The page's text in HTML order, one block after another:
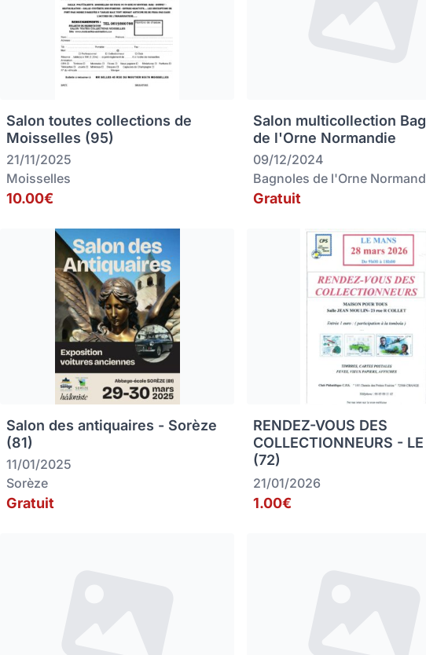
Salon toutes collections de
Moisselles (95)
21/11/2025
Moisselles
10.00€
Salon multicollection
de l'Orne Normandie
09/12/2024
Bagnoles de l'Orne
Gratuit
Salon des antiquaires - Sorèze
(81)
11/01/2025
Sorèze
Gratuit
RENDEZ-VOUS DES
COLLECTIONNEURS -
(72)
21/01/2026
1.00€